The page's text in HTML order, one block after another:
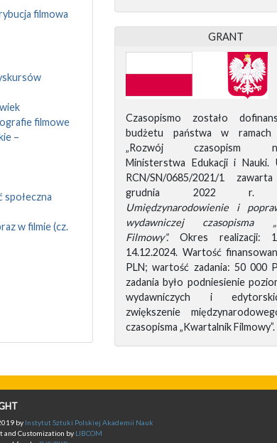
filmowa
filmowe
–
społeczna
w filmie (cz.
GRANT
Czasopismo zostało
budżetu państwa w ramach
„Rozwój czasopism
Ministerstwa Edukacji i Nauki.
RCN/SN/0685/2021/1
grudnia 2022 r.
Umiędzynarodowienie i
wydawniczej czasopisma
Filmowy”.Okres realizacji:
14.12.2024. Wartość
PLN; wartość zadania: 50 000
zadania było podniesienie
wydawniczych i
zwiększenie
czasopisma „Kwartalnik Filmowy”.
by Instytut Sztuki Polskiej Akademii Nauk
and Customization by LIBCOM